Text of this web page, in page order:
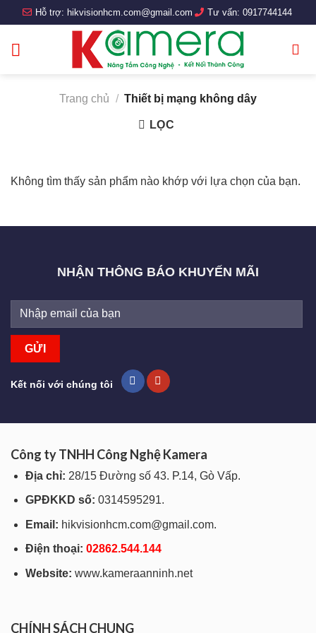
to
content
Hỗ trợ: hikvisionhcm.com@gmail.com Tư vấn: 0917744144
Trang chủ / Thiết bị mạng không dây
LỌC
Không tìm thấy sản phẩm nào khớp với lựa chọn của bạn.
NHẬN THÔNG BÁO KHUYẾN MÃI
Kết nối với chúng tôi
Công ty TNHH Công Nghệ Kamera
Địa chỉ: 28/15 Đường số 43. P.14, Gò Vấp.
GPĐKKD số: 0314595291.
Email: hikvisionhcm.com@gmail.com.
Điện thoại: 02862.544.144
Website: www.kameraanninh.net
CHÍNH SÁCH CHUNG